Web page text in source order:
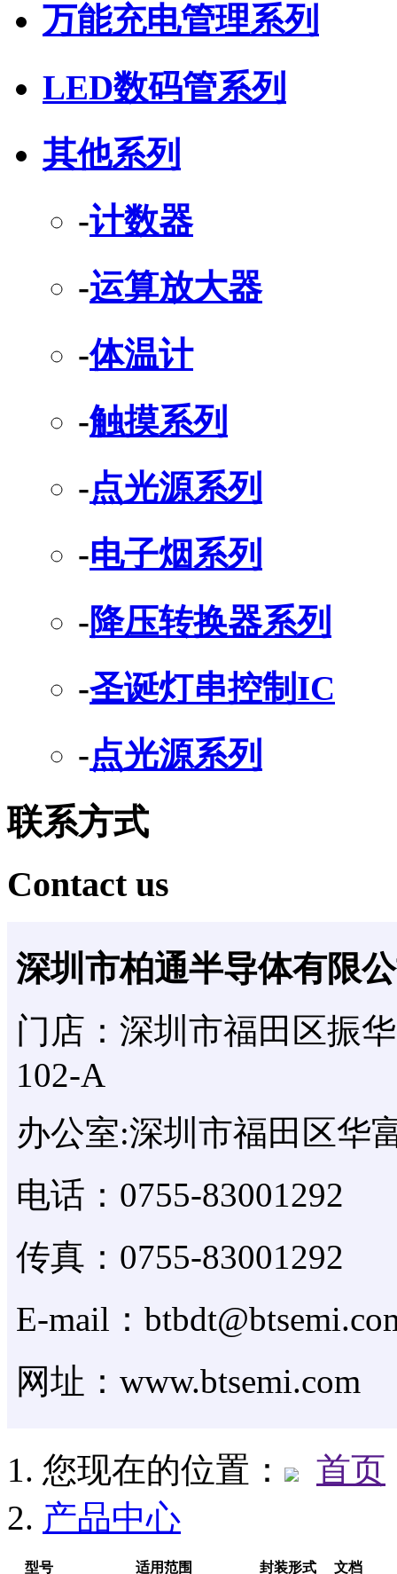
万能充电管理系列
LED数码管系列
其他系列
-计数器
-运算放大器
-体温计
-触摸系列
-点光源系列
-电子烟系列
-降压转换器系列
-圣诞灯串控制IC
-点光源系列
联系方式
Contact us
深圳市柏通半导体有限
门店：深圳市福田区振
102-A
办公室:深圳市福田区华
电话：0755-83001292
传真：0755-83001292
E-mail：
网址：www.btsemi.com
您现在的位置：
首页
产品中心
型号 适用范围 封装形式 文档